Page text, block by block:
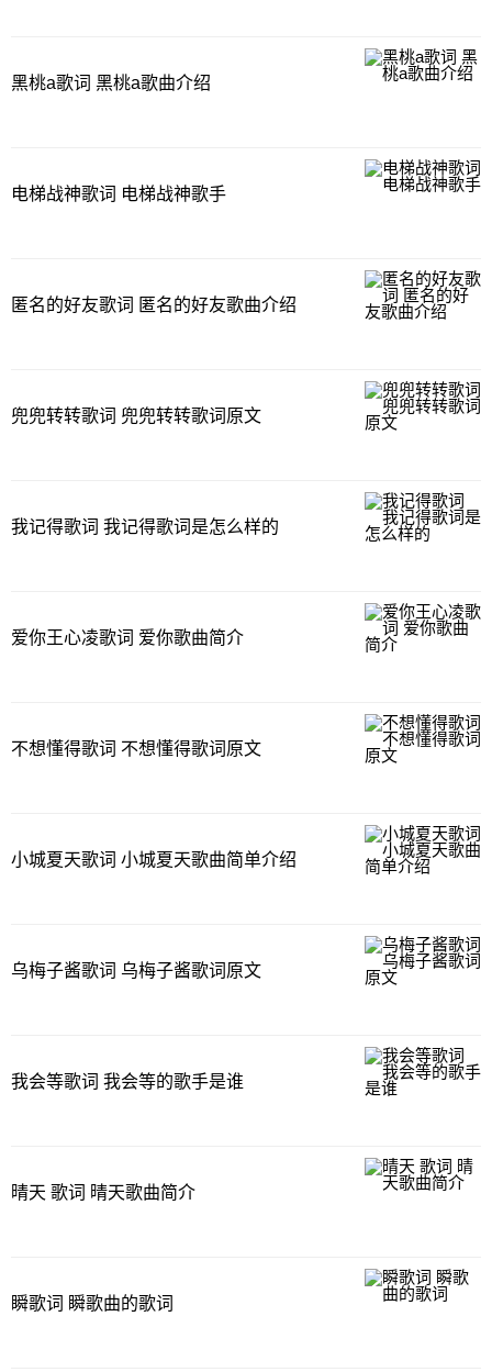
黑桃a歌词 黑桃a歌曲介绍
电梯战神歌词 电梯战神歌手
匿名的好友歌词 匿名的好友歌曲介绍
兜兜转转歌词 兜兜转转歌词原文
我记得歌词 我记得歌词是怎么样的
爱你王心凌歌词 爱你歌曲简介
不想懂得歌词 不想懂得歌词原文
小城夏天歌词 小城夏天歌曲简单介绍
乌梅子酱歌词 乌梅子酱歌词原文
我会等歌词 我会等的歌手是谁
晴天 歌词 晴天歌曲简介
瞬歌词 瞬歌曲的歌词